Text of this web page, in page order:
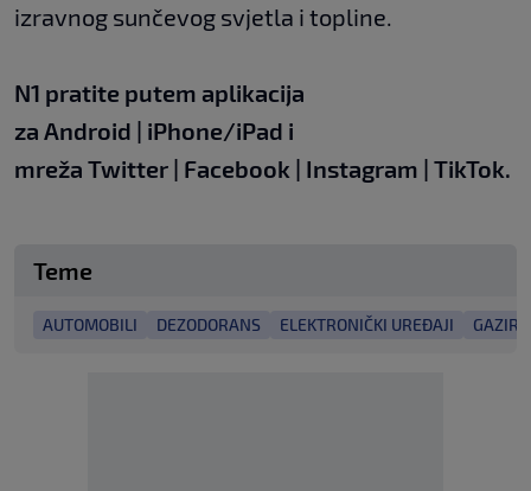
izravnog sunčevog svjetla i topline.
N1 pratite putem aplikacija
za Android | iPhone/iPad i
mreža Twitter | Facebook | Instagram | TikTok.
Teme
AUTOMOBILI DEZODORANS ELEKTRONIČKI UREĐAJI